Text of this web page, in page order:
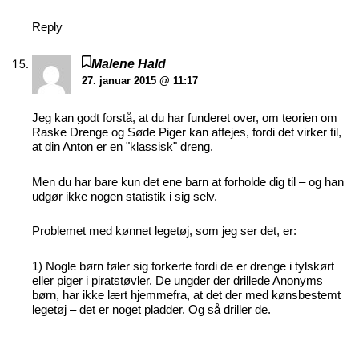
Reply
Malene Hald
27. januar 2015 @ 11:17
Jeg kan godt forstå, at du har funderet over, om teorien om
Raske Drenge og Søde Piger kan affejes, fordi det virker til,
at din Anton er en "klassisk" dreng.
Men du har bare kun det ene barn at forholde dig til – og han
udgør ikke nogen statistik i sig selv.
Problemet med kønnet legetøj, som jeg ser det, er:
1) Nogle børn føler sig forkerte fordi de er drenge i tylskørt
eller piger i piratstøvler. De ungder der drillede Anonyms
børn, har ikke lært hjemmefra, at det der med kønsbestemt
legetøj – det er noget pladder. Og så driller de.